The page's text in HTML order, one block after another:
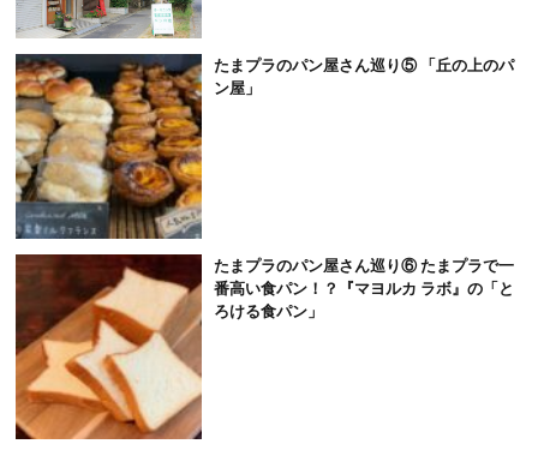
たまプラのパン屋さん巡り⑤ 「丘の上のパ
ン屋」
たまプラのパン屋さん巡り⑥ たまプラで一
番高い食パン！？『マヨルカ ラボ』の「と
ろける食パン」